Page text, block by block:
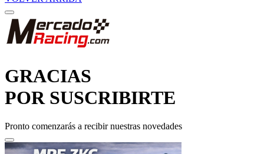
POR SUSCRIBIRTE